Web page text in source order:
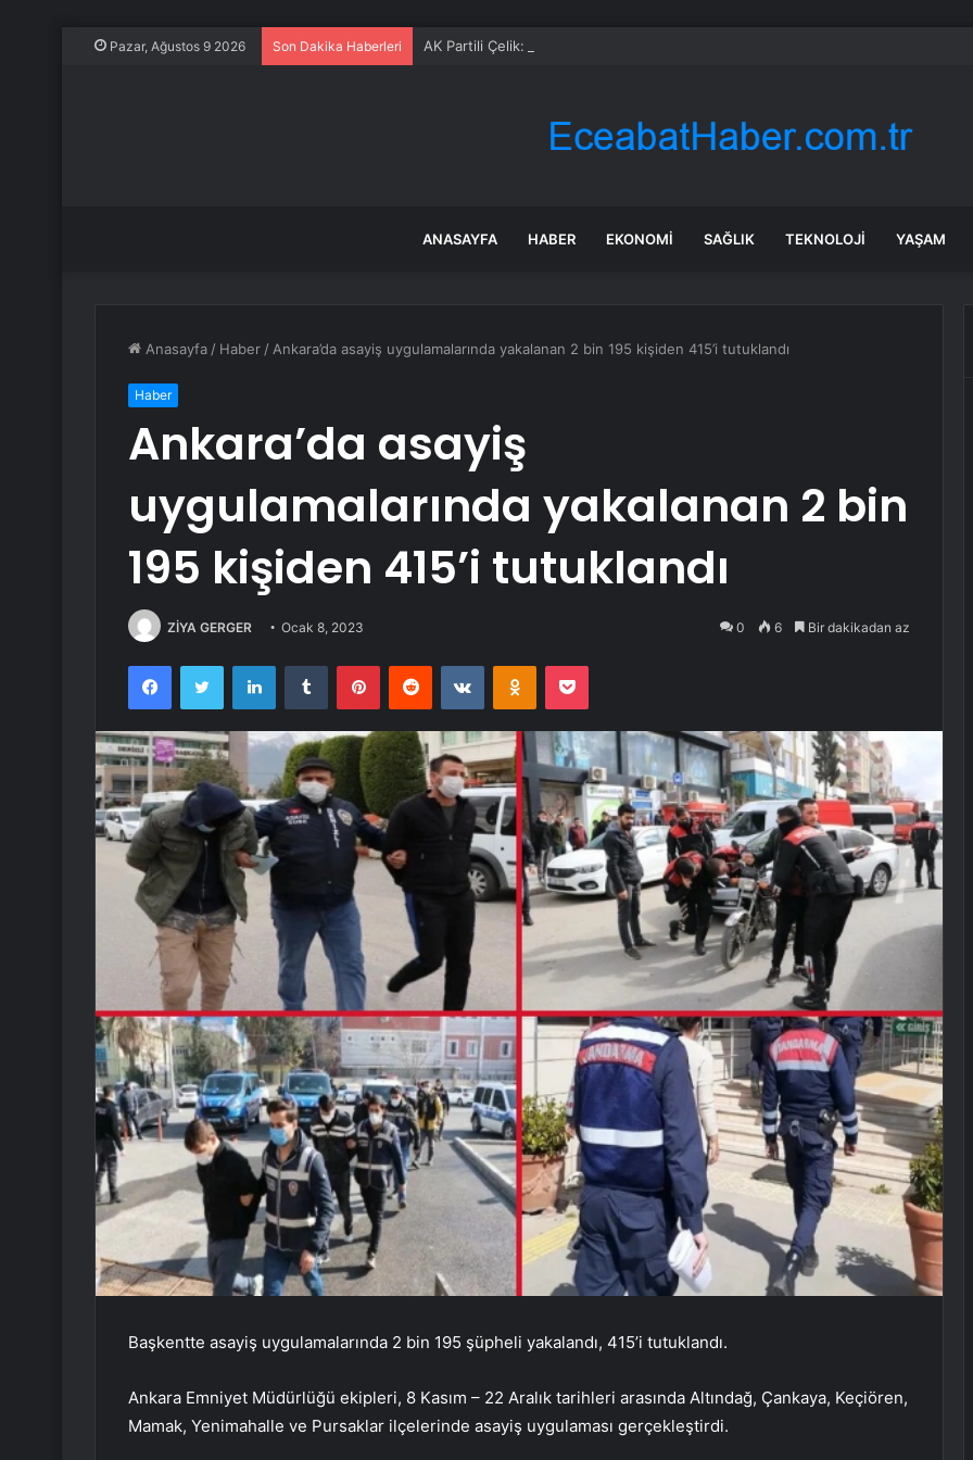
Pazar, Ağustos 9 2026 Son Dakika Haberleri AK Partili Çelik: Emekli Maaşlarında Adaletsizlik Var, İntibak Zorunlu
ANASAYFA HABER EKONOMI SAĞLIK TEKNOLOJI YAŞAM
Anasayfa / Haber / Ankara’da asayiş uygulamalarında yakalanan 2 bin 195 kişiden 415’i tutuklandı
Haber
Ankara’da asayiş
uygulamalarında yakalanan 2 bin
195 kişiden 415’i tutuklandı
ZİYA GERGER Ocak 8, 2023 0 6 Bir dakikadan az
FacebookTwitter LinkedInTumblr PinterestReddit VKontakteOdnoklassniki
Pocket
Başkentte asayiş uygulamalarında 2 bin 195 şüpheli yakalandı, 415’i tutuklandı.
Ankara Emniyet Müdürlüğü ekipleri, 8 Kasım – 22 Aralık tarihleri ​​arasında Altındağ, Çankaya, Keçiören,
Mamak, Yenimahalle ve Pursaklar ilçelerinde asayiş uygulaması gerçekleştirdi.